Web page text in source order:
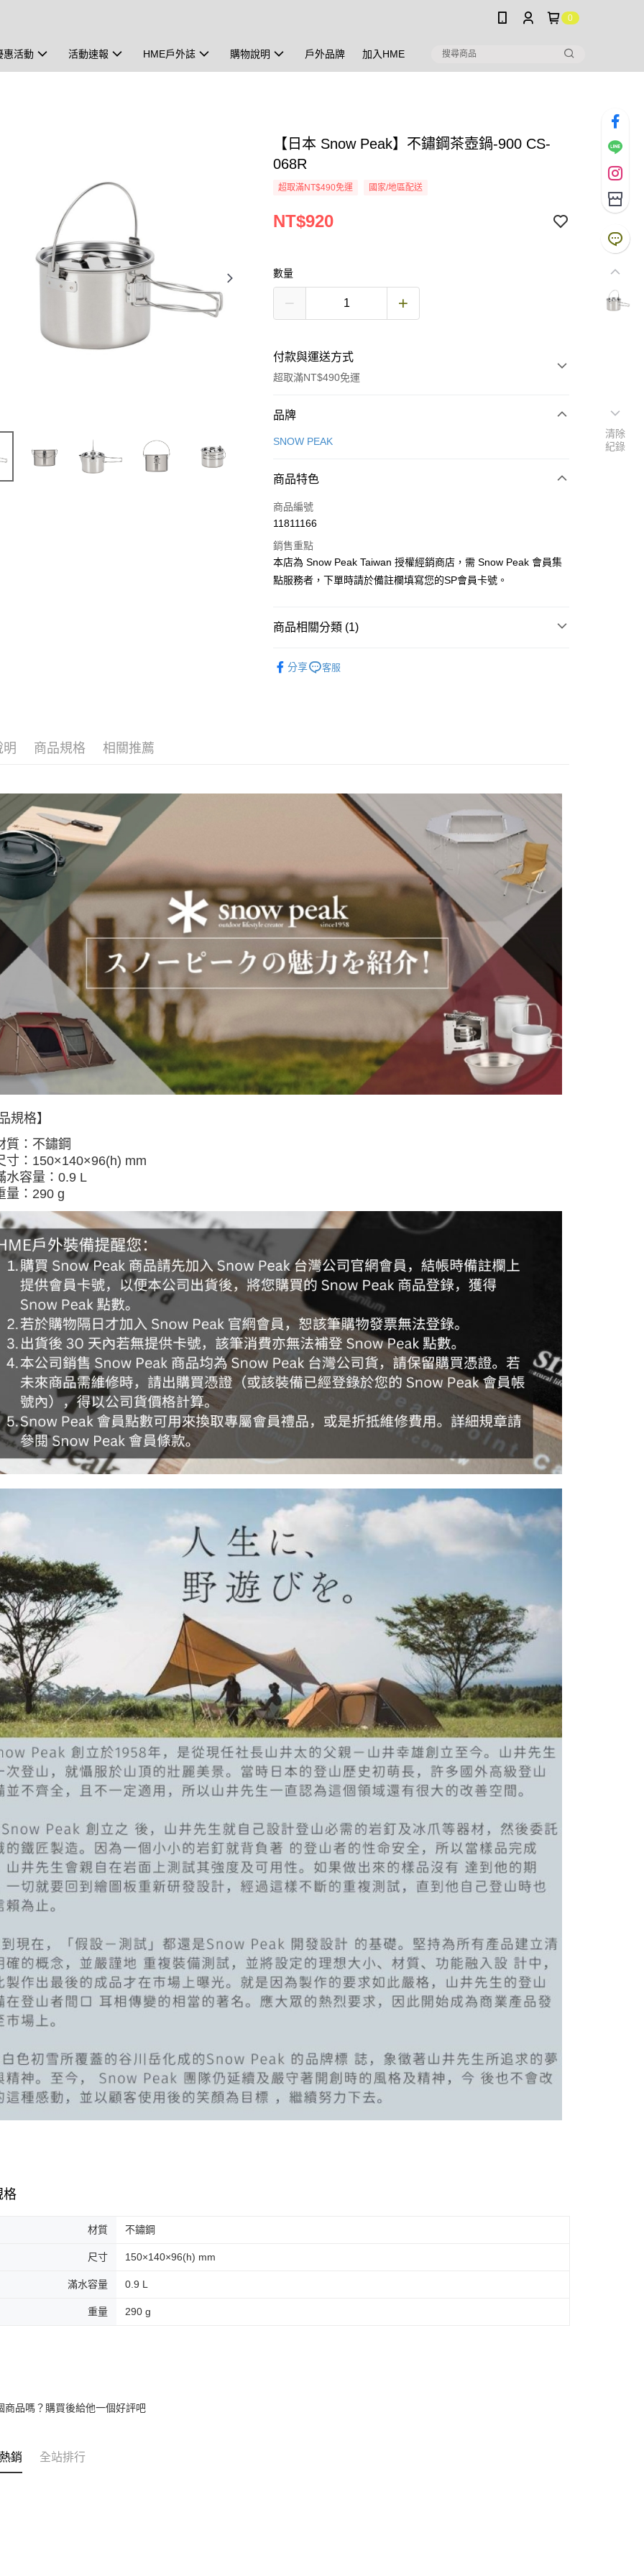
0
惠活動 活動速報 HME戶外誌 購物說明 戶外品牌 加入HME
【日本 Snow Peak】不鏽鋼茶壺鍋-900 CS-
068R
超取滿NT$490免運 國家/地區配送
NT$920
數量
付款與運送方式
超取滿NT$490免運
付款方式
信用卡一次付款
合作金庫商業銀行
華南商業銀行
上海商業儲蓄銀行
國泰世華商業銀行
兆豐國際商業銀行
臺灣中小企業銀行
台中商業銀行
元大商業銀行
玉山商業銀行
台灣樂天信用卡公司
超商取貨付款
LINE Pay
Apple Pay
全家取貨付款
每筆NT$60，滿NT$490(含以上)免運費
每筆NT$80，滿NT$490(含以上)免運費
離島宅配
每筆NT$80，滿NT$490(含以上)免運費
免運費
順豐貨運海外配送(運費買家自付，順豐交貨並收取運費) 查看運費
品牌
SNOW PEAK
商品特色
商品編號
11811166
銷售重點
本店為 Snow Peak Taiwan 授權經銷商店，需 Snow Peak 會員集
點服務者，下單時請於備註欄填寫您的SP會員卡號。
商品相關分類 (1)
分享
客服
明 商品規格 相關推薦
規格】
質： 不鏽鋼
寸： 150×140×96(h) mm
水容量：0.9 L
量： 290 g
格
材質 不鏽鋼
尺寸 150×140×96(h) mm
滿水容量 0.9 L
重量 290 g
商品嗎？購買後給他一個好評吧
銷 全站排行
清除
紀錄